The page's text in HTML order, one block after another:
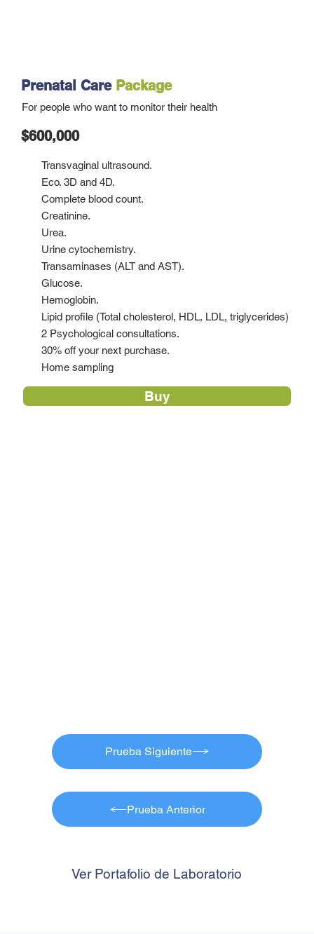
Prenatal Care Package
For people who want to monitor their health
$600,000
Transvaginal ultrasound.
Eco. 3D and 4D.
Complete blood count.
Creatinine.
Urea.
Urine cytochemistry.
Transaminases (ALT and AST).
Glucose.
Hemoglobin.
Lipid profile (Total cholesterol, HDL, LDL, triglycerides)
2 Psychological consultations.
30% off your next purchase.
Home sampling
Buy
Prueba Anterior
Ver Portafolio de Laboratorio
Prueba Siguiente